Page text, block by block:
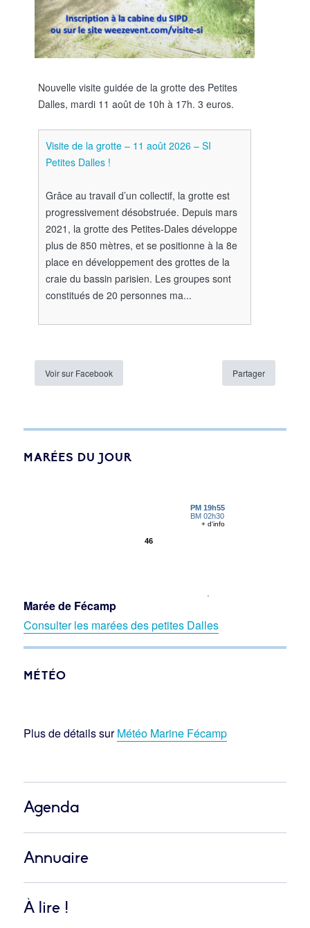
Nouvelle visite guidée de la grotte des Petites
Dalles, mardi 11 août de 10h à 17h. 3 euros.
Visite de la grotte – 11 août 2026 – SI
Petites Dalles !
Grâce au travail d’un collectif, la grotte est
progressivement désobstruée. Depuis mars
2021, la grotte des Petites-Dales développe
plus de 850 mètres, et se positionne à la 8e
place en développement des grottes de la
craie du bassin parisien. Les groupes sont
constitués de 20 personnes ma...
Voir sur Facebook Partager
MARÉES DU JOUR
Marée de Fécamp
Consulter les marées des petites Dalles
MÉTÉO
Plus de détails surMétéo Marine Fécamp
Agenda
Annuaire
À lire !